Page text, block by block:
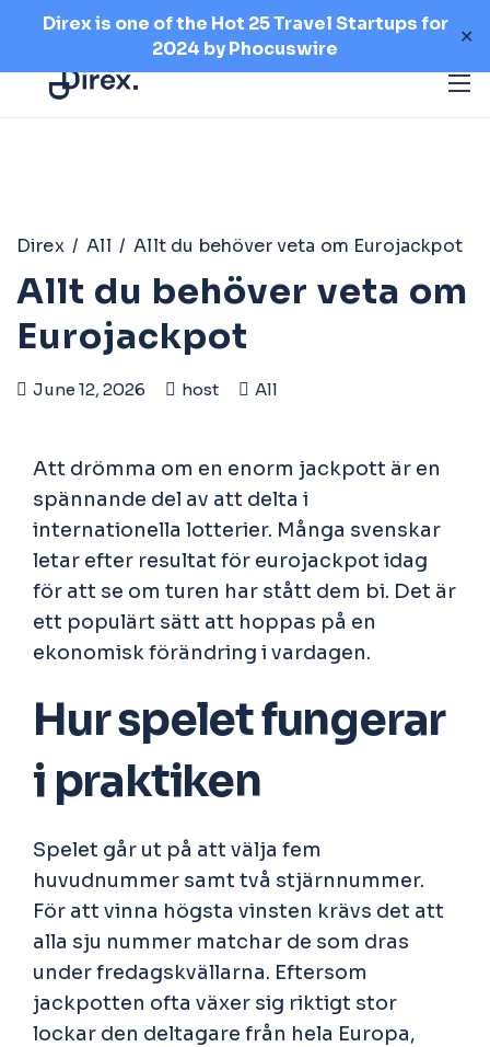
Direx is one of the Hot 25 Travel Startups for
2024 byPhocuswire
✕
Direx / All / Allt du behöver veta om Eurojackpot
Allt du behöver veta om
Eurojackpot
June 12, 2026 host All
Att drömma om en enorm jackpott är en
spännande del av att delta i
internationella lotterier. Många svenskar
letar efter resultat för eurojackpot idag
för att se om turen har stått dem bi. Det är
ett populärt sätt att hoppas på en
ekonomisk förändring i vardagen.
Hur spelet fungerar
i praktiken
Spelet går ut på att välja fem
huvudnummer samt två stjärnnummer.
För att vinna högsta vinsten krävs det att
alla sju nummer matchar de som dras
under fredagskvällarna. Eftersom
jackpotten ofta växer sig riktigt stor
lockar den deltagare från hela Europa,